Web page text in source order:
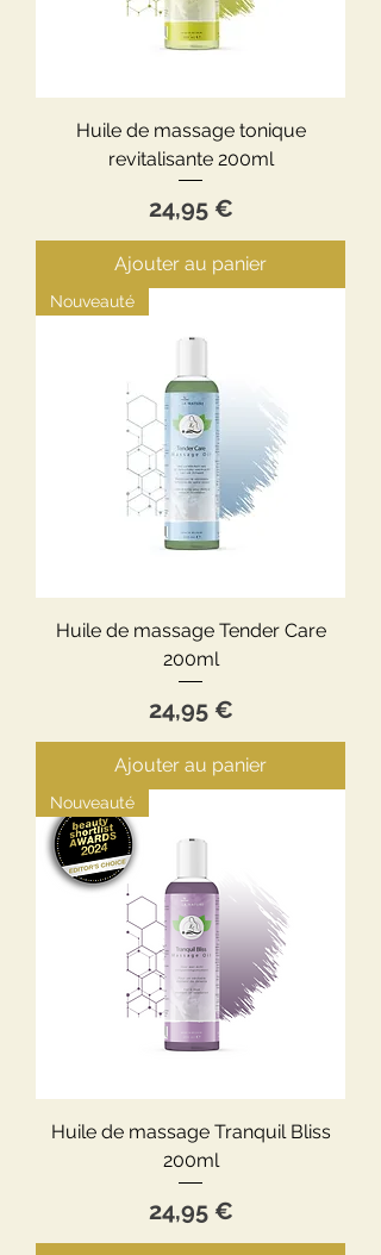
Huile de massage tonique
revitalisante 200ml
Prix
24,95 €
Ajouter au panier
Nouveauté
Huile de massage Tender Care
200ml
Prix
24,95 €
Ajouter au panier
Nouveauté
Huile de massage Tranquil Bliss
200ml
Prix
24,95 €